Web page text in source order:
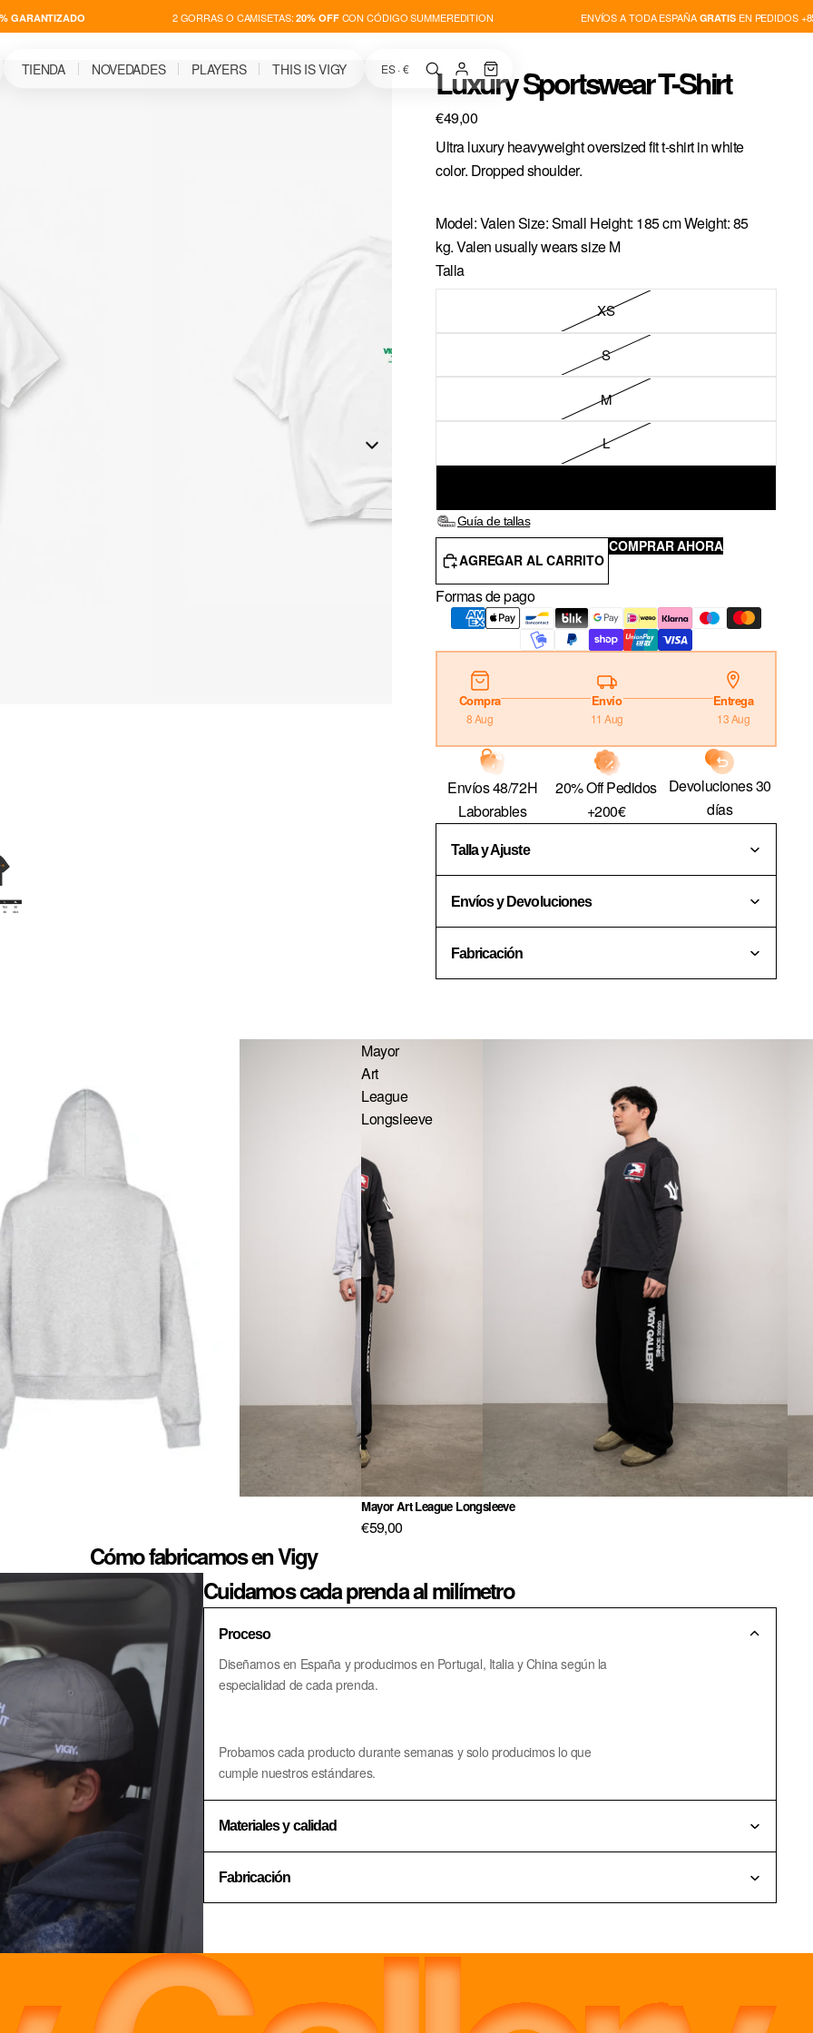
2 GORRAS O CAMISETAS:20% OFFCON CÓDIGO SUMMEREDITION ENVÍOS A TODA ESPAÑAGRATISEN PEDIDOS +85€
TIENDA NOVEDADES PLAYERS THIS IS VIGY ES · € Luxury Sportswear T-Shirt
€49,00
Ultra luxury heavyweight oversized fit t-shirt in white
color. Dropped shoulder.
Model: Valen Size: Small Height: 185 cm Weight: 85
kg. Valen usually wears size M
Talla
XS
S
M
L
Guía de tallas
AGREGAR AL CARRITO
COMPRAR AHORA
Formas de pago
Compra
8 Aug
Envío
11 Aug
Entrega
13 Aug
Envíos 48/72H
Laborables
20% Off Pedidos
+200€
Devoluciones 30
días
Talla y Ajuste
Envíos y Devoluciones
Fabricación
Mayor
Art
League
Longsleeve
Mayor Art League Longsleeve
€59,00
Cómo fabricamos en Vigy
Cuidamos cada prenda al milímetro
Proceso
Diseñamos en España y producimos en Portugal, Italia y China según la
especialidad de cada prenda.
Probamos cada producto durante semanas y solo producimos lo que
cumple nuestros estándares.
Materiales y calidad
Fabricación